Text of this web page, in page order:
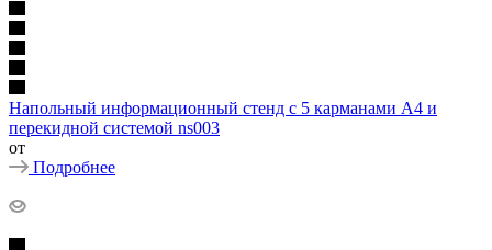
Напольный информационный стенд с 5 карманами А4 и
перекидной системой ns003
от
Подробнее